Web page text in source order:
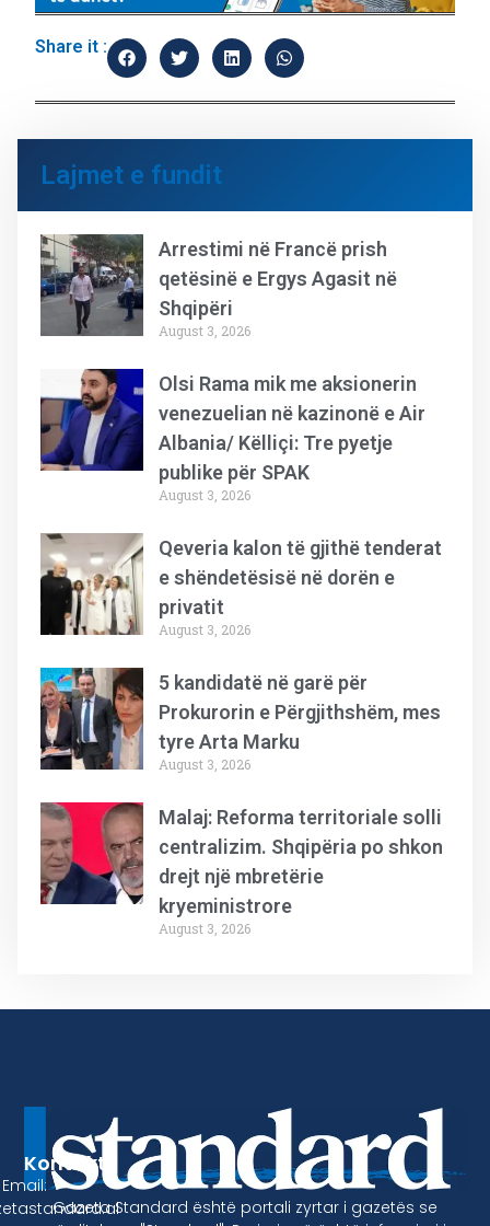
Share it :
Lajmet e fundit
Arrestimi në Francë prish
qetësinë e Ergys Agasit në
Shqipëri
August 3, 2026
Olsi Rama mik me aksionerin
venezuelian në kazinonë e Air
Albania/ Këlliçi: Tre pyetje
publike për SPAK
August 3, 2026
Qeveria kalon të gjithë tenderat
e shëndetësisë në dorën e
privatit
August 3, 2026
5 kandidatë në garë për
Prokurorin e Përgjithshëm, mes
tyre Arta Marku
August 3, 2026
Malaj: Reforma territoriale solli
centralizim. Shqipëria po shkon
drejt një mbretërie
kryeministrore
August 3, 2026
Gazeta Standard është portali zyrtar i gazetës se
Kontakt
Email: